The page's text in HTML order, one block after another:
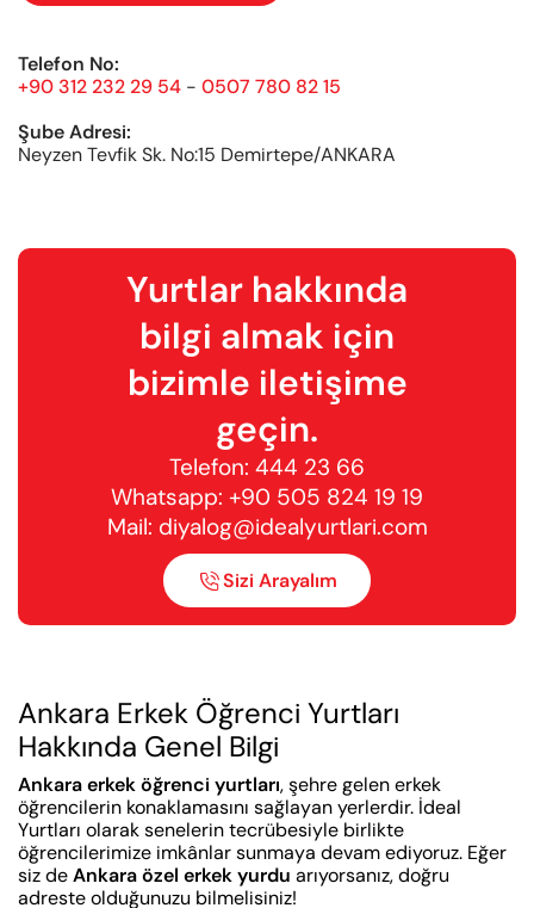
Telefon No:
+90 312 232 29 54 - 0507 780 82 15
Şube Adresi:
Neyzen Tevfik Sk. No:15 Demirtepe/ANKARA
Yurtlar hakkında
bilgi almak için
bizimle iletişime
geçin.
Telefon: 444 23 66
Whatsapp: +90 505 824 19 19
Mail: diyalog@idealyurtlari.com
Sizi Arayalım
Ankara Erkek Öğrenci Yurtları
Hakkında Genel Bilgi
Ankara erkek öğrenci yurtları, şehre gelen erkek
öğrencilerin konaklamasını sağlayan yerlerdir. İdeal
Yurtları olarak senelerin tecrübesiyle birlikte
öğrencilerimize imkânlar sunmaya devam ediyoruz. Eğer
siz deAnkara özel erkek yurdu arıyorsanız, doğru
adreste olduğunuzu bilmelisiniz!